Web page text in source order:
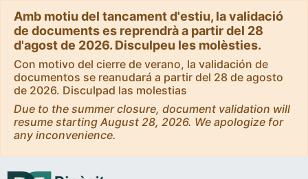
Amb motiu del tancament d'estiu, la validació
de documents es reprendrà a partir del 28
d'agost de 2026. Disculpeu les molèsties.
Con motivo del cierre de verano, la validación de
documentos se reanudará a partir del 28 de agosto
de 2026. Disculpad las molestias
Due to the summer closure, document validation will
resume starting August 28, 2026. We apologize for
any inconvenience.